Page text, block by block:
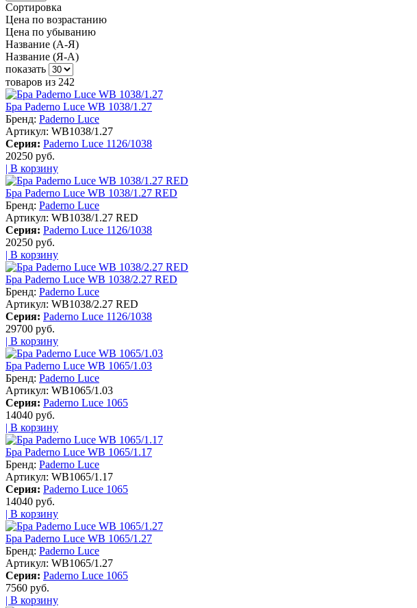
Сортировка
Цена по возрастанию
Цена по убыванию
Название (А-Я)
Название (Я-А)
показать
товаров из 242
Бра Paderno Luce WB 1038/1.27
Бренд: Paderno Luce
Артикул: WB1038/1.27
Серия: Paderno Luce 1126/1038
20250 руб.
| В корзину
Бра Paderno Luce WB 1038/1.27 RED
Бренд: Paderno Luce
Артикул: WB1038/1.27 RED
Серия: Paderno Luce 1126/1038
20250 руб.
| В корзину
Бра Paderno Luce WB 1038/2.27 RED
Бренд: Paderno Luce
Артикул: WB1038/2.27 RED
Серия: Paderno Luce 1126/1038
29700 руб.
| В корзину
Бра Paderno Luce WB 1065/1.03
Бренд: Paderno Luce
Артикул: WB1065/1.03
Серия: Paderno Luce 1065
14040 руб.
| В корзину
Бра Paderno Luce WB 1065/1.17
Бренд: Paderno Luce
Артикул: WB1065/1.17
Серия: Paderno Luce 1065
14040 руб.
| В корзину
Бра Paderno Luce WB 1065/1.27
Бренд: Paderno Luce
Артикул: WB1065/1.27
Серия: Paderno Luce 1065
7560 руб.
| В корзину